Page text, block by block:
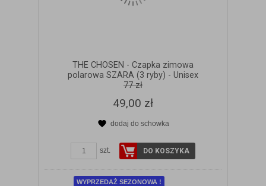
THE CHOSEN - Czapka zimowa
polarowa SZARA (3 ryby) - Unisex
77 zł
49,00 zł
dodaj do schowka
szt. DO KOSZYKA
WYPRZEDAŻ SEZONOWA !